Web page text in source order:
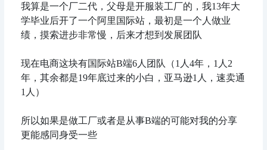
我算是一个厂二代，父母是开服装工厂的，我13年大
学毕业后开了一个阿里国际站，最初是一个人做业
绩，摸索进步非常慢，后来才想到发展团队
现在电商这块有国际站B端6人团队（1人4年，1人2
年，其余都是19年底过来的小白，亚马逊1人，速卖通
1人）
所以如果是做工厂或者是从事B端的可能对我的分享
更能感同身受一些